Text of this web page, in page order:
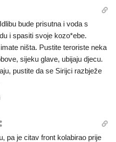
bude prisutna i voda s
i spasiti svoje kozo*ebe.
ništa. Pustite teroriste neka
sijeku glave, ubijaju djecu.
pustite da se Sirijci razbježe
pa je citav front kolabirao prije